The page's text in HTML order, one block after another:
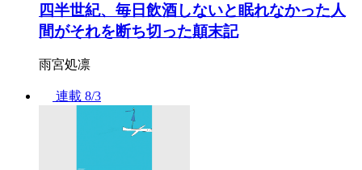
四半世紀、毎日飲酒しないと眠れなかった人
間がそれを断ち切った顛末記
雨宮処凛
連載 8/3